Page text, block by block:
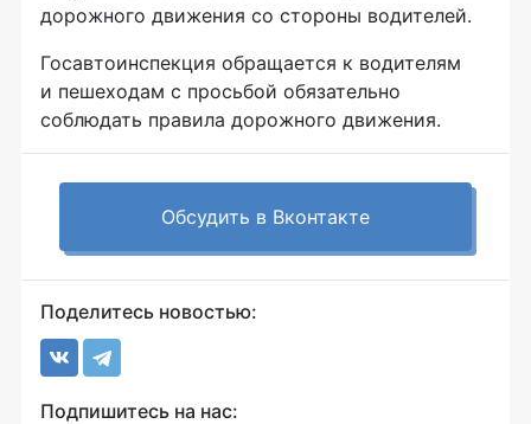
дорожного движения со стороны водителей.
Госавтоинспекция обращается к водителям
и пешеходам с просьбой обязательно
соблюдать правила дорожного движения.
Обсудить в Вконтакте
Поделитесь новостью:
Подпишитесь на нас: